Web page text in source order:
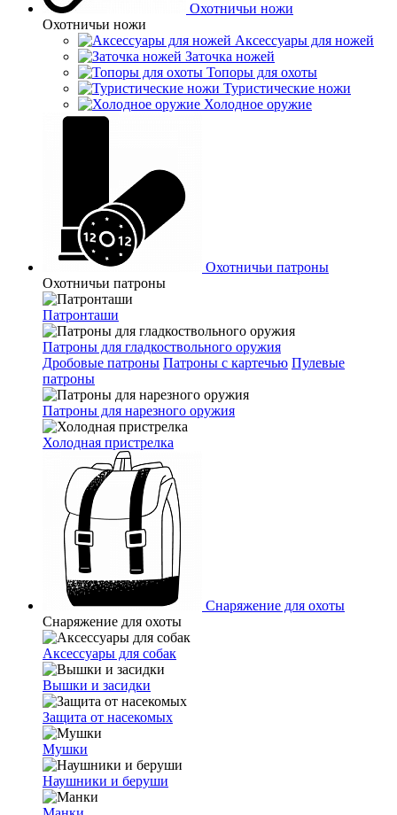
Охотничьи ножи
Охотничьи ножи
Аксессуары для ножей
Заточка ножей
Топоры для охоты
Туристические ножи
Холодное оружие
Охотничьи патроны
Охотничьи патроны
Патронташи
Патроны для гладкоствольного оружия
Дробовые патроны Патроны с картечью Пулевые
патроны
Патроны для нарезного оружия
Холодная пристрелка
Снаряжение для охоты
Снаряжение для охоты
Аксессуары для собак
Вышки и засидки
Защита от насекомых
Мушки
Наушники и беруши